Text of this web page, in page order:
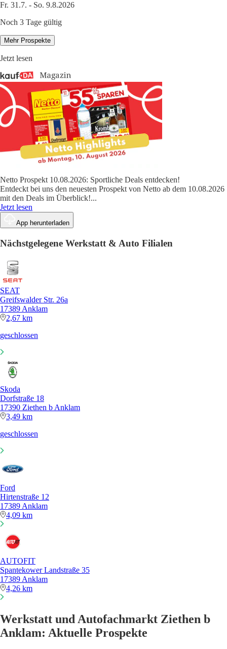
Fr. 31.7. - So. 9.8.2026
Noch 3 Tage gültig
Mehr Prospekte
Jetzt lesen
Netto Prospekt 10.08.2026: Sportliche Deals entdecken!
Entdeckt bei uns den neuesten Prospekt von Netto ab dem 10.08.2026
mit den Deals im Überblick!...
Jetzt lesen
App herunterladen
Nächstgelegene Werkstatt & Auto Filialen
SEAT
Greifswalder Str. 26a
17389 Anklam
2,67 km
geschlossen
Skoda
Dorfstraße 18
17390 Ziethen b Anklam
3,49 km
geschlossen
Ford
Hirtenstraße 12
17389 Anklam
4,09 km
AUTOFIT
Spantekower Landstraße 35
17389 Anklam
4,26 km
Werkstatt und Autofachmarkt Ziethen b
Anklam: Aktuelle Prospekte